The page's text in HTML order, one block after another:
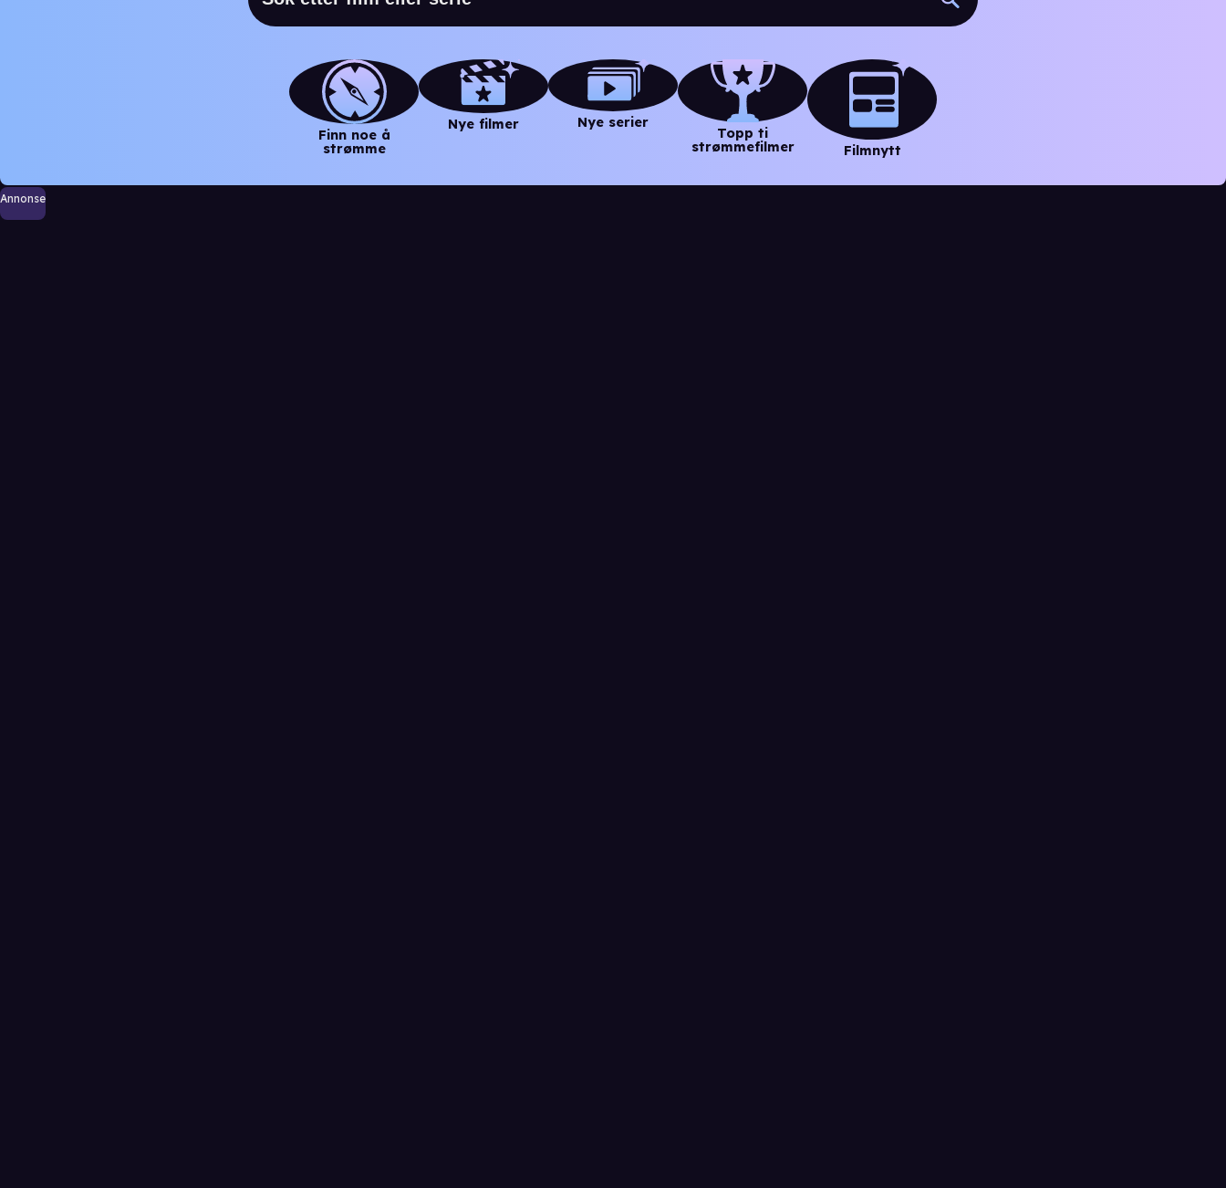
Finn noe å
strømme
Nye filmer Nye serier
Topp ti
strømmefilmer
Filmnytt
Annonse